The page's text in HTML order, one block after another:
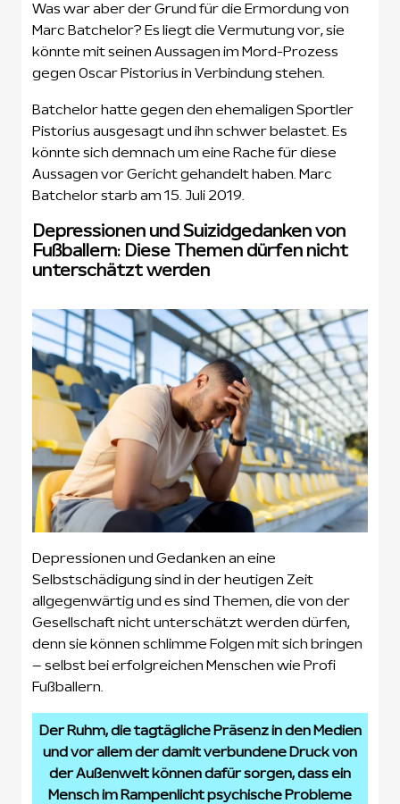
Was war aber der Grund für die Ermordung von
Marc Batchelor? Es liegt die Vermutung vor, sie
könnte mit seinen Aussagen im Mord-Prozess
gegen Oscar Pistorius in Verbindung stehen.
Batchelor hatte gegen den ehemaligen Sportler
Pistorius ausgesagt und ihn schwer belastet. Es
könnte sich demnach um eine Rache für diese
Aussagen vor Gericht gehandelt haben. Marc
Batchelor starb am 15. Juli 2019.
Depressionen und Suizidgedanken von
Fußballern: Diese Themen dürfen nicht
unterschätzt werden
Depressionen und Gedanken an eine
Selbstschädigung sind in der heutigen Zeit
allgegenwärtig und es sind Themen, die von der
Gesellschaft nicht unterschätzt werden dürfen,
denn sie können schlimme Folgen mit sich bringen
– selbst bei erfolgreichen Menschen wie Profi
Fußballern.
Der Ruhm, die tagtägliche Präsenz in den Medien
und vor allem der damit verbundene Druck von
der Außenwelt können dafür sorgen, dass ein
Mensch im Rampenlicht psychische Probleme